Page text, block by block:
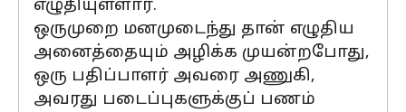
எழுதியுள்ளார்.
ஒருமுறை மனமுடைந்து தான் எழுதிய
அனைத்தையும் அழிக்க முயன்றபோது,
ஒரு பதிப்பாளர் அவரை அணுகி,
அவரது படைப்புகளுக்குப் பணம்